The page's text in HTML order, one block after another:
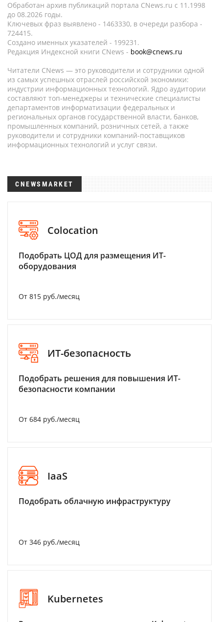
Обработан архив публикаций портала CNews.ru c 11.1998
до 08.2026 годы.
Ключевых фраз выявлено - 1463330, в очереди разбора -
724415.
Создано именных указателей - 199231.
Редакция Индексной книги CNews - book@cnews.ru
Читатели CNews — это руководители и сотрудники одной
из самых успешных отраслей российской экономики:
индустрии информационных технологий. Ядро аудитории
составляют топ-менеджеры и технические специалисты
департаментов информатизации федеральных и
региональных органов государственной власти, банков,
промышленных компаний, розничных сетей, а также
руководители и сотрудники компаний-поставщиков
информационных технологий и услуг связи.
CNEWSMARKET
Colocation
Подобрать ЦОД для размещения ИТ-
оборудования
От 815 руб./месяц
ИТ-безопасность
Подобрать решения для повышения ИТ-
безопасности компании
От 684 руб./месяц
IaaS
Подобрать облачную инфраструктуру
От 346 руб./месяц
Kubernetes